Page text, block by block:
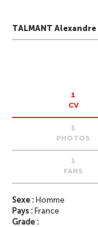
TALMANT Alexandre
1
CV
1
PHOTOS
1
FANS
Sexe : Homme
Pays : France
Grade :